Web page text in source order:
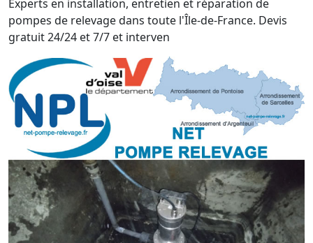
Experts en installation, entretien et réparation de
pompes de relevage dans toute l'Île-de-France. Devis
gratuit 24/24 et 7/7 et interven